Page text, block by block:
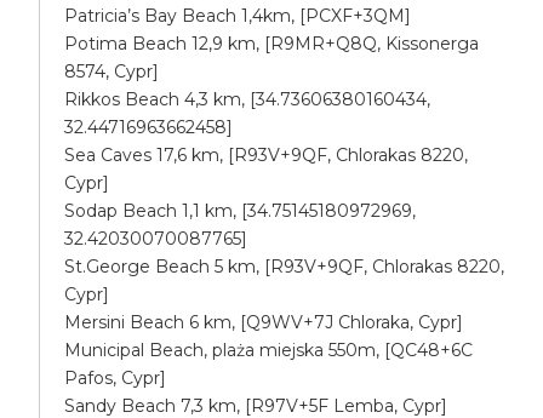
Patricia’s Bay Beach 1,4km, [PCXF+3QM]
Potima Beach 12,9 km, [R9MR+Q8Q, Kissonerga
8574, Cypr]
Rikkos Beach 4,3 km, [34.73606380160434,
32.44716963662458]
Sea Caves 17,6 km, [R93V+9QF, Chlorakas 8220,
Cypr]
Sodap Beach 1,1 km, [34.75145180972969,
32.42030070087765]
St.George Beach 5 km, [R93V+9QF, Chlorakas 8220,
Cypr]
Mersini Beach 6 km, [Q9WV+7J Chloraka, Cypr]
Municipal Beach, plaża miejska 550m, [QC48+6C
Pafos, Cypr]
Sandy Beach 7,3 km, [R97V+5F Lemba, Cypr]